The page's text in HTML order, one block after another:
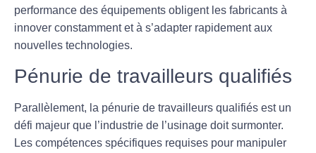
performance des équipements obligent les fabricants à
innover constamment et à s’adapter rapidement aux
nouvelles technologies.
Pénurie de travailleurs qualifiés
Parallèlement, la pénurie de travailleurs qualifiés est un
défi majeur que l’industrie de l’usinage doit surmonter.
Les compétences spécifiques requises pour manipuler